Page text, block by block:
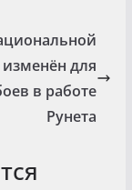
для
в работе
Рунета